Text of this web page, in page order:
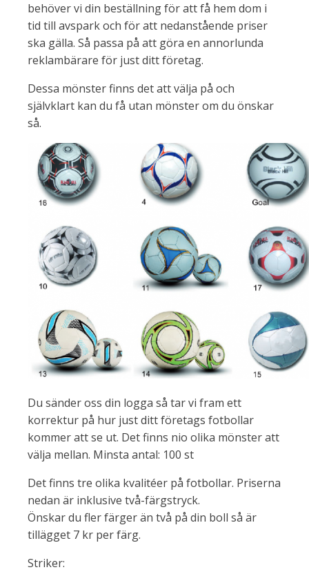
behöver vi din beställning för att få hem dom i
tid till avspark och för att nedanstående priser
ska gälla. Så passa på att göra en annorlunda
reklambärare för just ditt företag.
Dessa mönster finns det att välja på och
självklart kan du få utan mönster om du önskar
så.
Du sänder oss din logga så tar vi fram ett
korrektur på hur just ditt företags fotbollar
kommer att se ut. Det finns nio olika mönster att
välja mellan. Minsta antal: 100 st
Det finns tre olika kvalitéer på fotbollar. Priserna
nedan är inklusive två-färgstryck.
Önskar du fler färger än två på din boll så är
tillägget 7 kr per färg.
Striker: